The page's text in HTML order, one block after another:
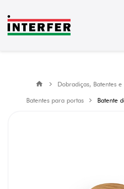
Dobradiças, Batentes
Batentes para portas
Batente